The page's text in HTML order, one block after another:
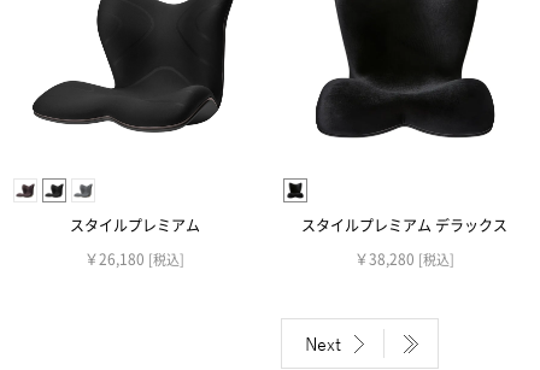
スタイルプレミアム
￥26,180 [税込]
スタイルプレミアム デラックス
￥38,280 [税込]